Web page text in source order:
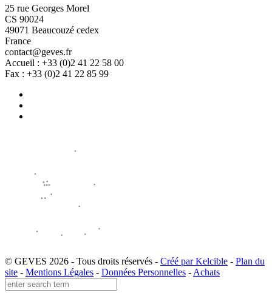
25 rue Georges Morel
CS 90024
49071 Beaucouzé cedex
France
contact@geves.fr
Accueil : +33 (0)2 41 22 58 00
Fax : +33 (0)2 41 22 85 99
© GEVES 2026 - Tous droits réservés - Créé par Kelcible - Plan du
site - Mentions Légales - Données Personnelles - Achats